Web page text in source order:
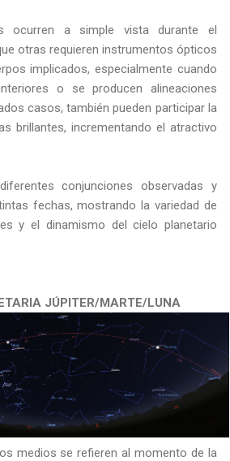
ocurren a simple vista durante el
otras requieren instrumentos ópticos
implicados, especialmente cuando
o se producen alineaciones
casos, también pueden participar la
brillantes, incrementando el atractivo
conjunciones observadas y
fechas, mostrando la variedad de
y el dinamismo del cielo planetario
JÚPITER/MARTE/LUNA
medios se refieren al momento de la